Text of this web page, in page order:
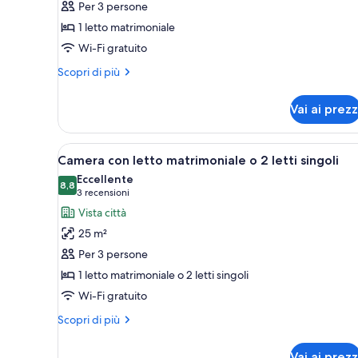
Camera
matrimoniale
Per 3 persone
1 letto matrimoniale
Wi-Fi gratuito
Scopri di più
Altri
matrimoniale
Vai ai
Apri
tutte
le
foto
per
Camera
con
letto
matrimoniale
o
Una camera d'albergo con
2
Camera con letto matrimoniale o 2 letti singoli
8,88,8 su 10
Eccellente
3 recensioni
(3
recensioni)
Vista città
25 m²
Per 3 persone
1 letto matrimoniale o 2 letti singoli
Wi-Fi gratuito
Scopri di più
Altri